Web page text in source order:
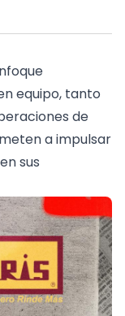
equipo, tanto
de
a impulsar
sus